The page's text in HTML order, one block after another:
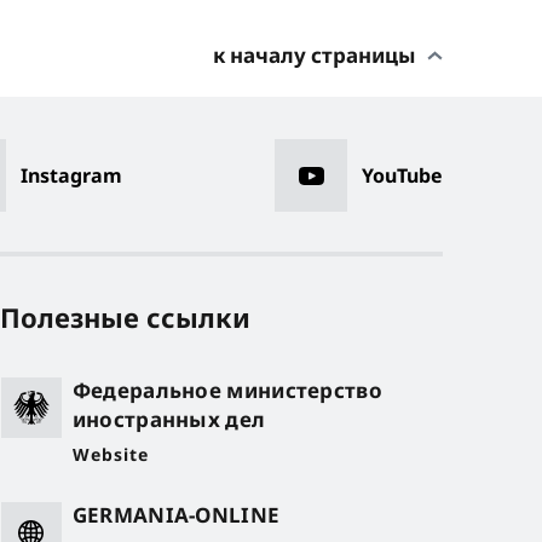
к началу страницы
Instagram YouTube
Полезные ссылки
Федеральное министерство
иностранных дел
Website
GERMANIA-ONLINE